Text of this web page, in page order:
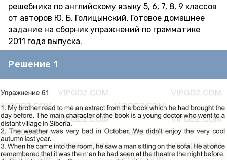
решебника по английскому языку 5, 6, 7, 8, 9 классов
от авторов Ю. Б. Голицынский. Готовое домашнее
задание на сборник упражнений по грамматике
2011 года выпуска.
Решение 1